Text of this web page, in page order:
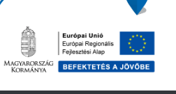
2026. All Rights Reserved.
with the Hueman theme